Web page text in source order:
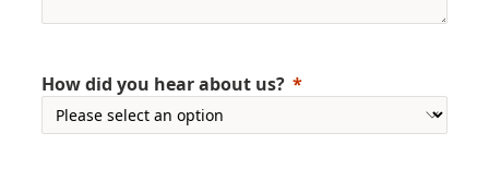
How did you hear about us?